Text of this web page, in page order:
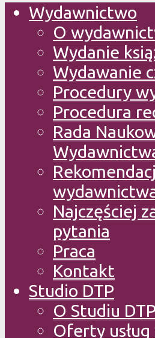
Wydawnictwo
O
Wydanie
Wydawanie
Procedury
Procedura
Rada
Najczęściej
pytania
Praca
Kontakt
Studio DTP
O Studiu DTP
Oferty